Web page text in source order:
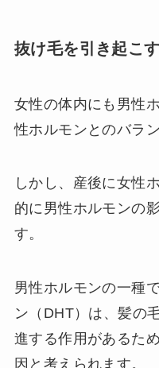
抜け毛を引き起こ
女性の体内にも男性
性ホルモンとのバラ
しかし、産後に女性
的に男性ホルモンの
す。
男性ホルモンの一種
ン（DHT）は、髪の
進する作用があるた
因と考えられます。